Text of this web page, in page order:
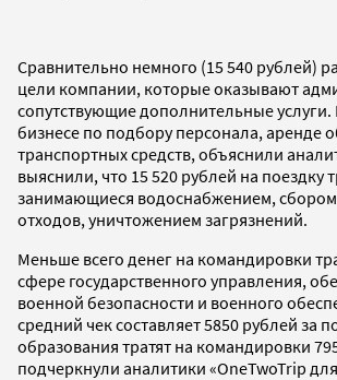
Сравнительно немного (15 540 рублей)
цели компании, которые оказывают
сопутствующие дополнительные услуги.
бизнесе по подбору персонала, аренде
транспортных средств, объяснили
выяснили, что 15 520 рублей на поездку
занимающиеся водоснабжением,
отходов, уничтожением загрязнений.
Меньше всего денег на командировки
сфере государственного управления,
военной безопасности и военного
средний чек составляет 5850 рублей за
образования тратят на командировки
подчеркнули аналитики «OneTwoTrip